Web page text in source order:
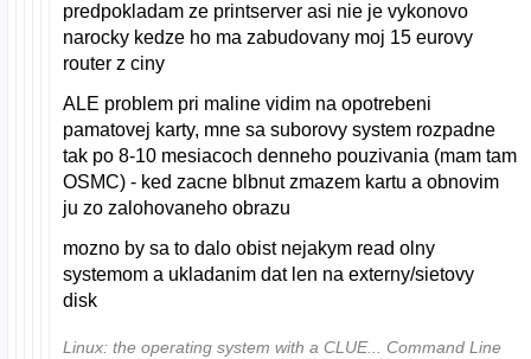
predpokladam ze printserver asi nie je vykonovo
narocky kedze ho ma zabudovany moj 15 eurovy
router z ciny
ALE problem pri maline vidim na opotrebeni
pamatovej karty, mne sa suborovy system rozpadne
tak po 8-10 mesiacoch denneho pouzivania (mam tam
OSMC) - ked zacne blbnut zmazem kartu a obnovim
ju zo zalohovaneho obrazu
mozno by sa to dalo obist nejakym read olny
systemom a ukladanim dat len na externy/sietovy
disk
Linux: the operating system with a CLUE... Command Line